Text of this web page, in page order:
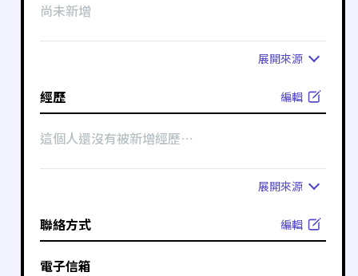
尚未新增
展開來源
經歷 編輯
這個人還沒有被新增經歷⋯
展開來源
聯絡方式 編輯
電子信箱